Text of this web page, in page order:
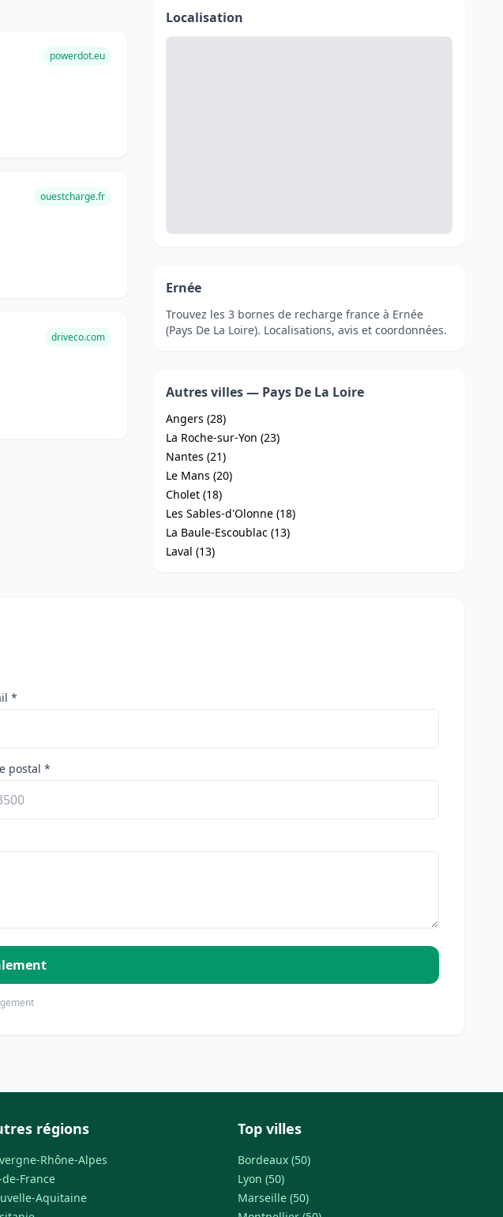
powerdot.eu
ouestcharge.fr
driveco.com
Localisation
Ernée
Trouvez les 3 bornes de recharge france à Ernée
(Pays De La Loire). Localisations, avis et coordonnées.
Autres villes — Pays De La Loire
Angers (28)
La Roche-sur-Yon (23)
Nantes (21)
Le Mans (20)
Cholet (18)
Les Sables-d'Olonne (18)
La Baule-Escoublac (13)
Laval (13)
*
postal *
régions
Rhône-Alpes
France
Aquitaine
Top villes
Bordeaux (50)
Lyon (50)
Marseille (50)